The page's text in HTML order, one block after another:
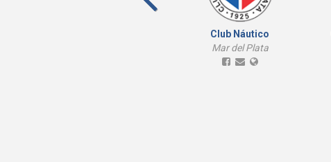
Club Náutico
Mar del Plata